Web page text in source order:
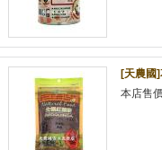
[天農國
本店售